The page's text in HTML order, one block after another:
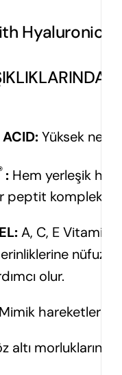
Hyaluronic
:Yüksek
:Hem yerleşik hem
peptit
A, C, E Vitamini
nüfuz
olur.
hareketleri
altı